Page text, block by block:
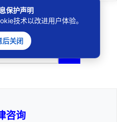
咨询
保护声明
技术以改进用户体验。
后关闭